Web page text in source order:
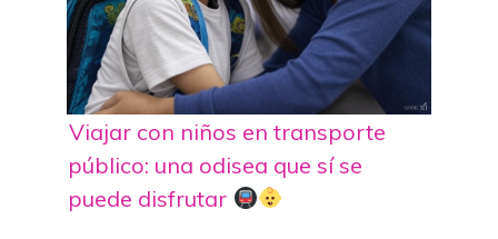
Viajar con niños en transporte
público: una odisea que sí se
puede disfrutar